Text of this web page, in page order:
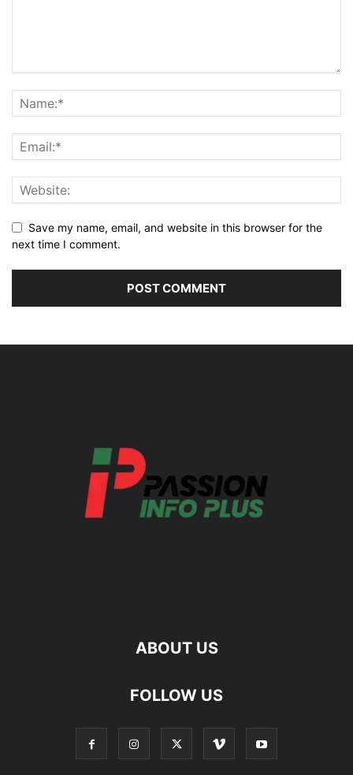
Save my name, email, and website in this browser for the
next time I comment.
ABOUT US
FOLLOW US